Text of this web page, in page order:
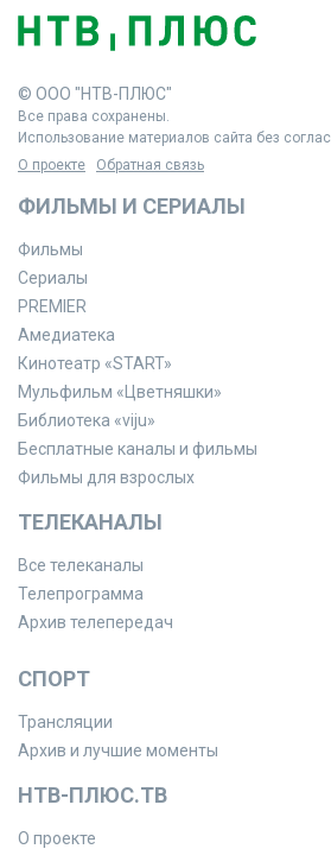
© ООО "НТВ-ПЛЮС"
Все права сохранены.
Использование материалов сайта без
О проекте
Обратная связь
ФИЛЬМЫ И СЕРИАЛЫ
Фильмы
Сериалы
PREMIER
Амедиатека
Кинотеатр «START»
Мульфильм «Цветняшки»
Библиотека «viju»
Бесплатные каналы и фильмы
Фильмы для взрослых
ТЕЛЕКАНАЛЫ
Все телеканалы
Телепрограмма
Архив телепередач
СПОРТ
Трансляции
Архив и лучшие моменты
НТВ-ПЛЮС.ТВ
О проекте